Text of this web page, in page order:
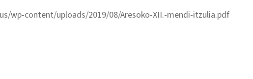
wp-content/uploads/2019/08/Aresoko-XII.-mendi-itzulia.pdf